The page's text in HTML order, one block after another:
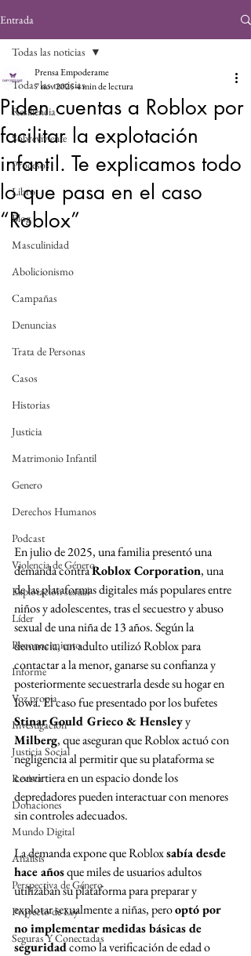
Entrada
Todas las noticias
Resiliencia
Sobreviviente
Procesos
Libro
Blog
Masculinidad
Abolicionismo
Campañas
Denuncias
Trata de Personas
Casos
Historias
Justicia
Matrimonio Infantil
Genero
Derechos Humanos
Podcast
Violencia de Género
Explotación sexual
Líder
Reconocimiento
Informe
Voz propia
Investigación
Justicia Social
Revista
Donaciones
Mundo Digital
Análisis
Perspectiva de Género
Proyecto de Ley
Seguras Y Conectadas
Todas las noticias
Piden cuentas a Roblox por
facilitar la explotación
infantil. Te explicamos todo
lo que pasa en el caso
“Roblox”
Prensa Empoderame
7 nov 20254 min de lectura
En julio de 2025, una familia presentó una
demanda contra Roblox Corporation, una
de las plataformas digitales más populares entre
niños y adolescentes, tras el secuestro y abuso
sexual de una niña de 13 años. Según la
denuncia, un adulto utilizó Roblox para
contactar a la menor, ganarse su confianza y
posteriormente secuestrarla desde su hogar en
Iowa. El caso fue presentado por los bufetes
Stinar Gould Grieco & Hensley y
Milberg, que aseguran que Roblox actuó con
negligencia al permitir que su plataforma se
convirtiera en un espacio donde los
depredadores pueden interactuar con menores
sin controles adecuados.
La demanda expone que Roblox sabía desde
hace años que miles de usuarios adultos
utilizaban su plataforma para preparar y
explotar sexualmente a niñas, pero optó por
no implementar medidas básicas de
seguridad como la verificación de edad o